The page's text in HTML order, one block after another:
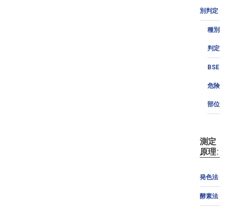
別判定
種別
判定
BSE
危険
部位
測定
原理:
発色法
酵素法